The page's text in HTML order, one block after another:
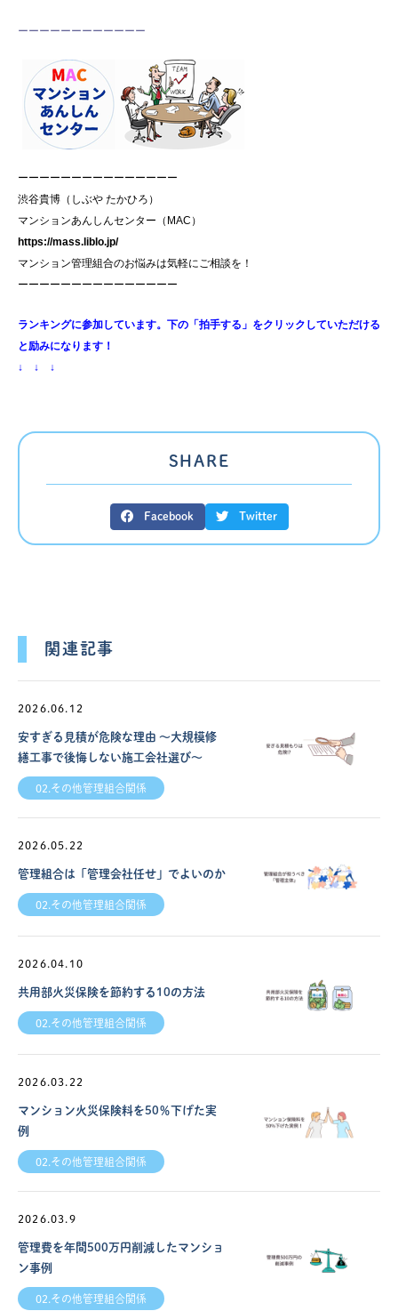
ーーーーーーーーーーーー
ーーーーーーーーーーーーーーー
渋谷貴博（しぶや たかひろ）
マンションあんしんセンター（MAC）
https://mass.liblo.jp/
マンション管理組合のお悩みは気軽にご相談を！
ーーーーーーーーーーーーーーー
ランキングに参加しています。下の「拍手する」をクリックしていただける
と励みになります！
↓ ↓ ↓
SHARE
Facebook Twitter
関連記事
2026.06.12
安すぎる見積が危険な理由 ～大規模修
繕工事で後悔しない施工会社選び～
02.その他管理組合関係
2026.05.22
管理組合は「管理会社任せ」でよいのか
02.その他管理組合関係
2026.04.10
共用部火災保険を節約する10の方法
02.その他管理組合関係
2026.03.22
マンション火災保険料を50％下げた実
例
02.その他管理組合関係
2026.03.9
管理費を年間500万円削減したマンショ
ン事例
02.その他管理組合関係